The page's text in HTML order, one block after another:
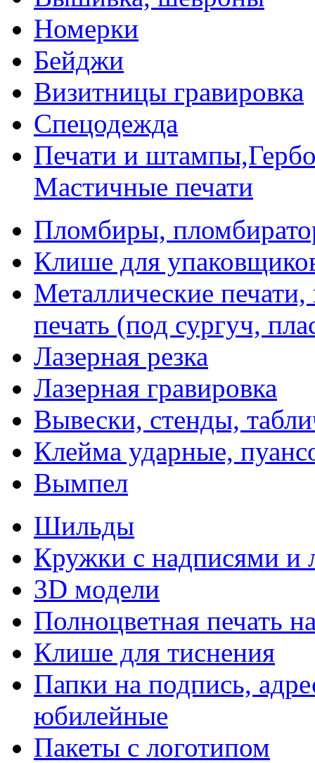
Номерки
Бейджи
Визитницы гравировка
Спецодежда
Печати и
Мастичные печати
Пломбиры,
Клише для
Металлические
печать (под сургуч,
Лазерная резка
Лазерная гравировка
Вывески, стенды,
Клейма ударные,
Вымпел
Шильды
Кружки с надписями и
3D модели
Полноцветная печать
Клише для тиснения
Папки на подпись,
юбилейные
Пакеты с логотипом